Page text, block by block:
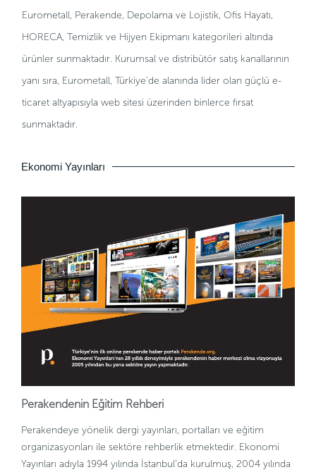
Eurometall, Perakende, Depolama ve Lojistik, Ofis Hayatı,
HORECA, Temizlik ve Hijyen Ekipmanı kategorileri altında
ürünler sunmaktadır. Kurumsal ve distribütör satış kanallarının
yanı sıra, Eurometall, Türkiye’de alanında lider olan güçlü e-
ticaret altyapısıyla web sitesi üzerinden binlerce fırsat
sunmaktadır.
Ekonomi Yayınları
Perakendenin Eğitim Rehberi
Perakendeye yönelik dergi yayınları, portalları ve eğitim
organizasyonları ile sektöre rehberlik etmektedir. Ekonomi
Yayınları adıyla 1994 yılında İstanbul’da kurulmuş, 2004 yılında